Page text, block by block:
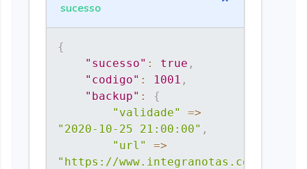
sucesso
{
"sucesso" : true ,
"codigo" : 1001 ,
"backup" :
{
"validade"
=>
"2020-10-25 21:00:00" ,
"url"
=>
"https://www.integranotas.com.br/